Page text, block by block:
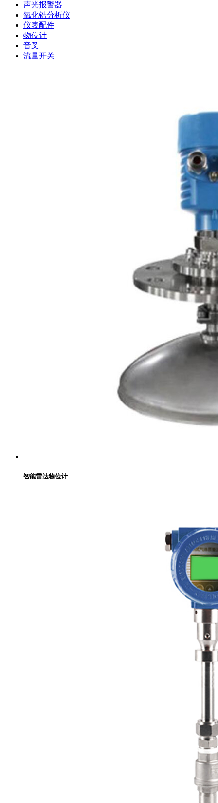
声光报警器
氧化锆分析仪
仪表配件
物位计
音叉
流量开关
智能雷达物位计